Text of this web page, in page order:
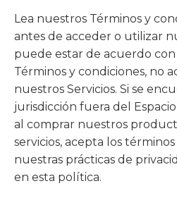
Lea nuestros Términos y
antes de acceder o utilizar
puede estar de acuerdo
Términos y condiciones, no
nuestros Servicios. Si se
jurisdicción fuera del
al comprar nuestros
servicios, acepta los
nuestras prácticas de
en esta política.